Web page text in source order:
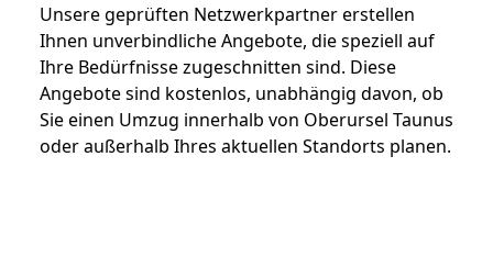
Unsere geprüften Netzwerkpartner erstellen
Ihnen unverbindliche Angebote, die speziell auf
Ihre Bedürfnisse zugeschnitten sind. Diese
Angebote sind kostenlos, unabhängig davon, ob
Sie einen Umzug innerhalb von Oberursel Taunus
oder außerhalb Ihres aktuellen Standorts planen.